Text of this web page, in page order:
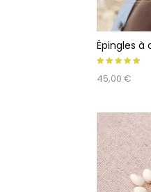
Épingles à
45,00 €